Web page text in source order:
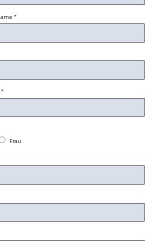
*
*
Frau